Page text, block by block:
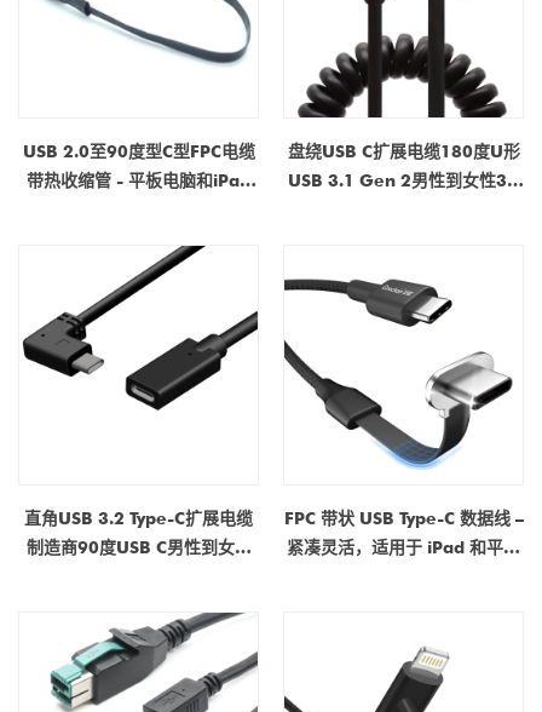
USB 2.0至90度型C型FPC电缆
带热收缩管 - 平板电脑和iPad
盘绕USB C扩展电缆180度U形
USB 3.1 Gen 2男性到女性3A
直角USB 3.2 Type-C扩展电缆
制造商90度USB C男性到女性
FPC 带状 USB Type-C 数据线 –
紧凑灵活，适用于 iPad 和平板